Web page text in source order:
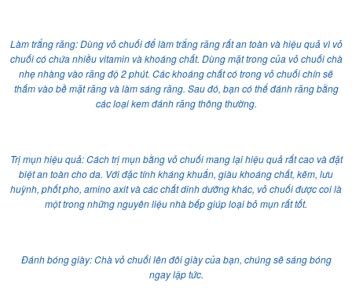
Làm trắng răng: Dùng vỏ chuối để làm trắng răng rất an toàn và hiệu quả vì vỏ
chuối có chứa nhiều vitamin và khoáng chất. Dùng mặt trong của vỏ chuối chà
nhẹ nhàng vào răng độ 2 phút. Các khoáng chất có trong vỏ chuối chín sẽ
thấm vào bề mặt răng và làm sáng răng. Sau đó, bạn có thể đánh răng bằng
các loại kem đánh răng thông thường.
Trị mụn hiệu quả: Cách trị mụn bằng vỏ chuối mang lại hiệu quả rất cao và đặt
biệt an toàn cho da. Với đặc tính kháng khuẩn, giàu khoáng chất, kẽm, lưu
huỳnh, phốt pho, amino axit và các chất dinh dưỡng khác, vỏ chuối được coi là
một trong những nguyên liệu nhà bếp giúp loại bỏ mụn rất tốt.
Đánh bóng giày: Chà vỏ chuối lên đôi giày của bạn, chúng sẽ sáng bóng
ngay lập tức.